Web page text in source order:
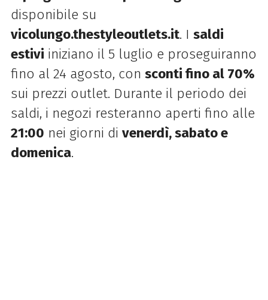
disponibile su
vicolungo.thestyleoutlets.it. I saldi
estivi iniziano il 5 luglio e proseguiranno
fino al 24 agosto, con sconti fino al 70%
sui prezzi outlet. Durante il periodo dei
saldi, i negozi resteranno aperti fino alle
21:00 nei giorni di venerdì, sabato e
domenica.